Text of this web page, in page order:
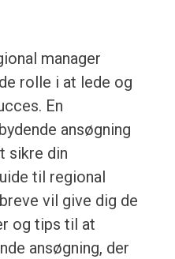
manager
rolle i at lede og
En
ansøgning
sikre din
til regional
vil give dig de
og tips til at
ansøgning, der